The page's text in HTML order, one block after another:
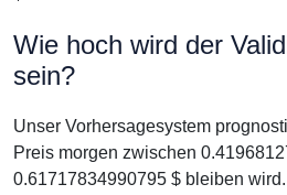
Wie hoch wird der
sein?
Unser Vorhersagesystem
Preis morgen zwischen
0.61717834990795 $ bleiben